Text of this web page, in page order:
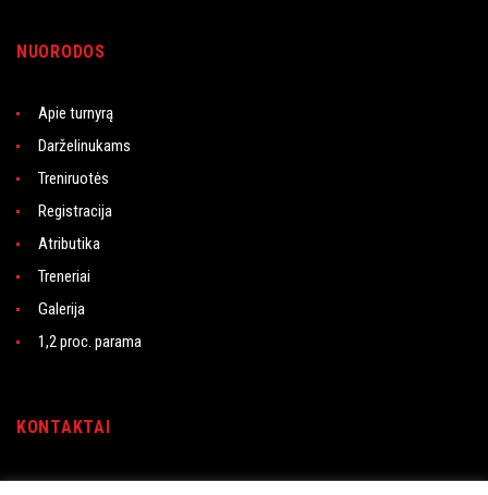
NUORODOS
Apie turnyrą
Darželinukams
Treniruotės
Registracija
Atributika
Treneriai
Galerija
1,2 proc. parama
KONTAKTAI